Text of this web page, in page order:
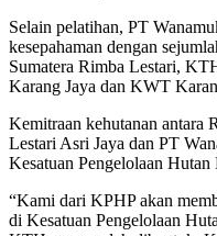
Selain pelatihan, PT
kesepahaman dengan
Sumatera Rimba Lestari,
Karang Jaya dan KWT
Kemitraan kehutanan antara
Lestari Asri Jaya dan PT
Kesatuan Pengelolaan
“Kami dari KPHP akan
di Kesatuan Pengelolaan